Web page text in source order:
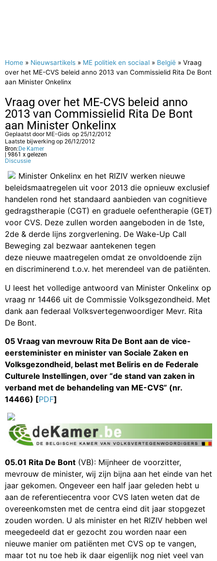
Home » Nieuwsartikels » ME politiek en sociaal » België » Vraag
over het ME-CVS beleid anno 2013 van Commissielid Rita De Bont
aan Minister Onkelinx
Vraag over het ME-CVS beleid anno
2013 van Commissielid Rita De Bont
aan Minister Onkelinx
Geplaatst door ME-Gids op 25/12/2012
Laatste bijwerking op 26/12/2012
Bron: De Kamer
| 9861 x gelezen
Discussie
Minister Onkelinx en het RIZIV werken nieuwe
beleidsmaatregelen uit voor 2013 die opnieuw exclusief
handelen rond het standaard aanbieden van cognitieve
gedragstherapie (CGT) en graduele oefentherapie (GET)
voor CVS. Deze zullen worden aangeboden in de 1ste,
2de & derde lijns zorgverlening. De Wake-Up Call
Beweging zal bezwaar aantekenen tegen
deze nieuwe maatregelen omdat ze onvoldoende zijn
en discriminerend t.o.v. het merendeel van de patiënten.
U leest het volledige antwoord van Minister Onkelinx op
vraag nr 14466 uit de Commissie Volksgezondheid. Met
dank aan federaal Volksvertegenwoordiger Mevr. Rita
De Bont.
05 Vraag van mevrouw Rita De Bont aan de vice-
eersteminister en minister van Sociale Zaken en
Volksgezondheid, belast met Beliris en de Federale
Culturele Instellingen, over “de stand van zaken in
verband met de behandeling van ME-CVS” (nr.
14466) [PDF]
05.01 Rita De Bont (VB): Mijnheer de voorzitter,
mevrouw de minister, wij zijn bijna aan het einde van het
jaar gekomen. Ongeveer een half jaar geleden hebt u
aan de referentiecentra voor CVS laten weten dat de
overeenkomsten met de centra eind dit jaar stopgezet
zouden worden. U als minister en het RIZIV hebben wel
meegedeeld dat er gezocht zou worden naar een
nieuwe manier om patiënten met CVS op te vangen,
maar tot nu toe heb ik daar eigenlijk nog niet veel van